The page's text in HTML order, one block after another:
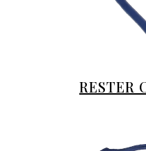
RESTER